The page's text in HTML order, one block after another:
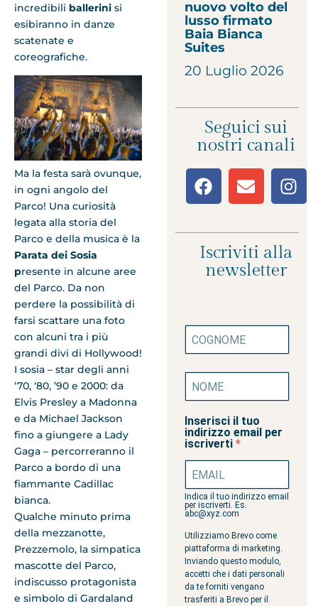
incredibili ballerini si
esibiranno in danze
scatenate e
coreografiche.
Ma la festa sarà ovunque,
in ogni angolo del
Parco! Una curiosità
legata alla storia del
Parco e della musica è la
Parata dei Sosia
presente in alcune aree
del Parco. Da non
perdere la possibilità di
farsi scattare una foto
con alcuni tra i più
grandi divi di Hollywood!
I sosia – star degli anni
‘70, ‘80, ’90 e 2000: da
Elvis Presley a Madonna
e da Michael Jackson
fino a giungere a Lady
Gaga – percorreranno il
Parco a bordo di una
fiammante Cadillac
bianca.
Qualche minuto prima
della mezzanotte,
Prezzemolo, la simpatica
mascotte del Parco,
indiscusso protagonista
e simbolo di Gardaland
nuovo volto del
lusso firmato
Baia Bianca
Suites
20 Luglio 2026
Seguici sui
nostri canali
Iscriviti alla
newsletter
Inserisci il tuo
indirizzo email per
iscriverti
Indica il tuo indirizzo email
per iscriverti. Es.
abc@xyz.com
Utilizziamo Brevo come
piattaforma di marketing.
Inviando questo modulo,
accetti che i dati personali
da te forniti vengano
trasferiti a Brevo per il